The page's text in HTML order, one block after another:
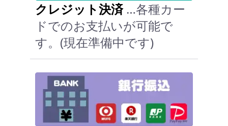
クレジット決済…各種カー
ドでのお支払いが可能で
す。(現在準備中です)